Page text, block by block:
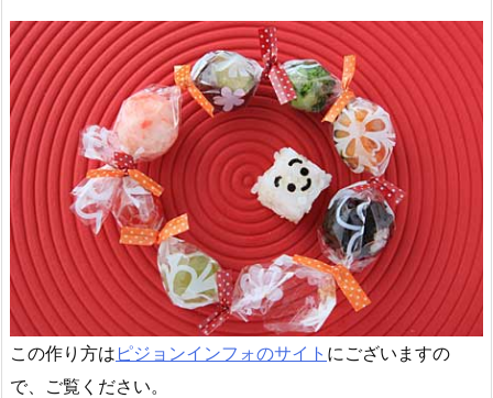
この作り方は ピジョンインフォのサイト にございますの
で、ご覧ください。